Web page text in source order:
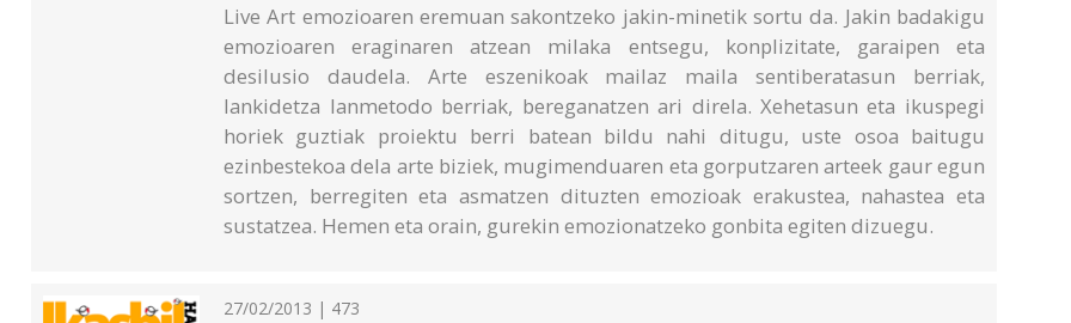
Live Art emozioaren eremuan sakontzeko jakin-minetik sortu da. Jakin badakigu
emozioaren eraginaren atzean milaka entsegu, konplizitate, garaipen eta
desilusio daudela. Arte eszenikoak mailaz maila sentiberatasun berriak,
lankidetza lanmetodo berriak, bereganatzen ari direla. Xehetasun eta ikuspegi
horiek guztiak proiektu berri batean bildu nahi ditugu, uste osoa baitugu
ezinbestekoa dela arte biziek, mugimenduaren eta gorputzaren arteek gaur egun
sortzen, berregiten eta asmatzen dituzten emozioak erakustea, nahastea eta
sustatzea. Hemen eta orain, gurekin emozionatzeko gonbita egiten dizuegu.
27/02/2013 | 473